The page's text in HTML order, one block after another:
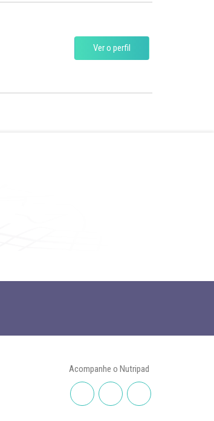
Ver o perfil
Acompanhe o Nutripad